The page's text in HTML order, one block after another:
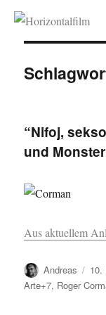
“Nifoj,
und
Aus aktuellem
Autor
Andreas
am
10.
Arte+7, Roger